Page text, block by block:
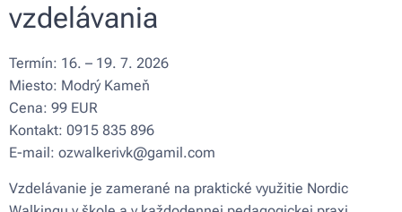
vzdelávania
Termín: 16. – 19. 7. 2026
Miesto: Modrý Kameň
Cena: 99 EUR
Kontakt: 0915 835 896
E-mail: ozwalkerivk@gamil.com
Vzdelávanie je zamerané na praktické využitie Nordic